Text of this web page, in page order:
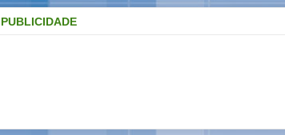
PUBLICIDADE